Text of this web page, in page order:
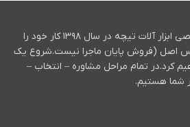
مرکز مشاوره و فروش تخصصی ابزار آلات تیچه در سال ۱۳۹۸ کار خود را
اصل (فروش پایان ماجرا نیست.شروع یک
کرد.در تمام مراحل مشاوره – انتخاب –
شما هستیم.